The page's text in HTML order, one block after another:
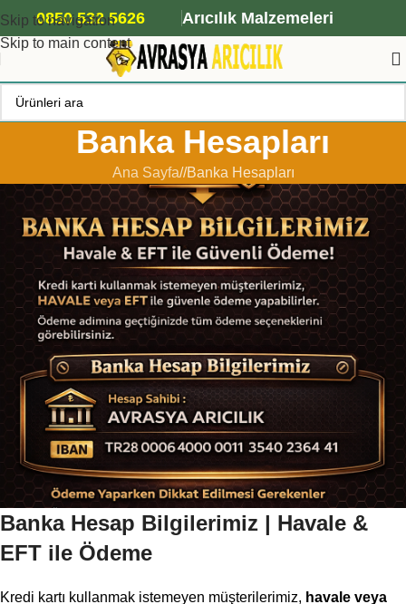
Skip to navigation
Skip to main content
ANA ARI SİPARİŞİ İÇİN TIKLAYIN
0850 532 5626 Arıcılık Malzemeleri
Banka Hesapları
Ana Sayfa/ Banka Hesapları
Banka Hesap Bilgilerimiz | Havale &
EFT ile Ödeme
Kredi kartı kullanmak istemeyen müşterilerimiz, havale veya